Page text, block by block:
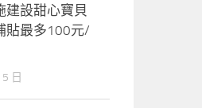
建設甜心寶貝
貼最多100元/
日